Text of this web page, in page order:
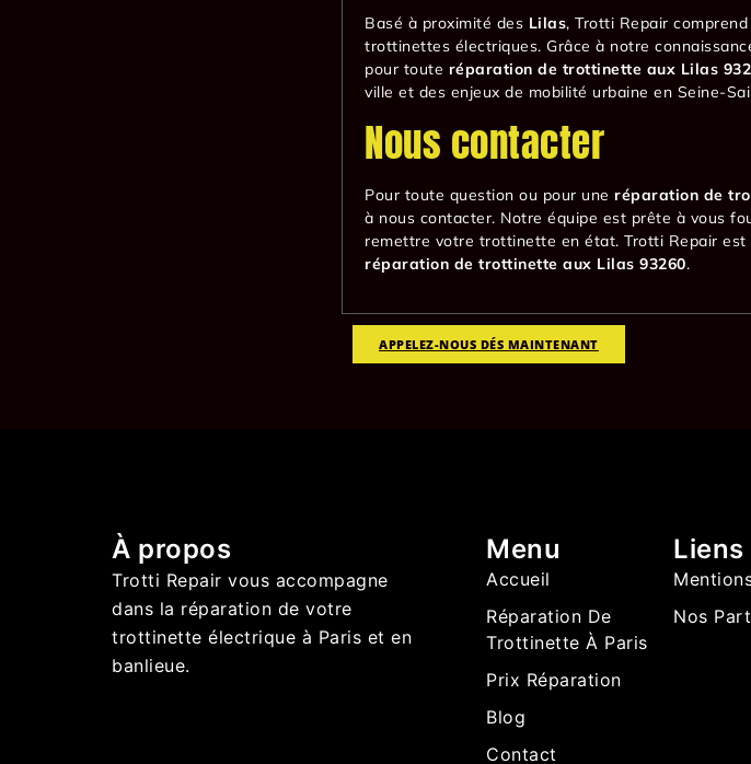
Basé à proximité des Lilas, Trotti Repair
trottinettes électriques. Grâce à notre
pour toute réparation de trottinette aux Lilas
ville et des enjeux de mobilité urbaine en Seine-
Nous contacter
Pour toute question ou pour une réparation de
à nous contacter. Notre équipe est prête à vous
remettre votre trottinette en état. Trotti Repair
réparation de trottinette aux Lilas 93260.
APPELEZ-NOUS DÉS MAINTENANT
À propos
Trotti Repair vous accompagne
dans la réparation de votre
trottinette électrique à Paris et en
banlieue.
Menu
Accueil
Réparation De
Trottinette À Paris
Prix Réparation
Blog
Contact
Nos